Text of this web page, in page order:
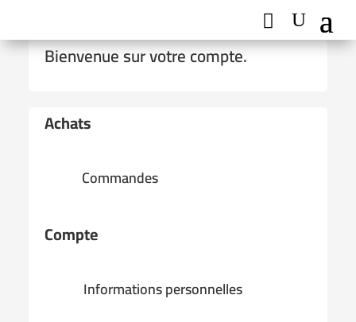
Bienvenue sur votre compte.
Achats
Commandes
Compte
Informations personnelles